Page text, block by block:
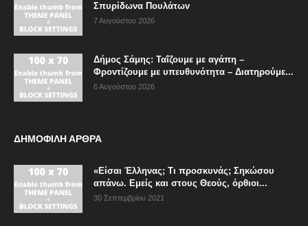
Σπυρίδωνα Πουλάτων
7 Αυγούστου 2026
Δήμος Σάμης: Ταΐζουμε με αγάπη –
Φροντίζουμε με υπευθυνότητα – Διατηρούμε...
6 Αυγούστου 2026
ΔΗΜΟΦΙΛΗ ΑΡΘΡΑ
«Είσαι Έλληνας; Τι προσκυνάς; Σηκώσου
απάνω. Εμείς και στους Θεούς, όρθιοι...
30 Σεπτεμβρίου 2021